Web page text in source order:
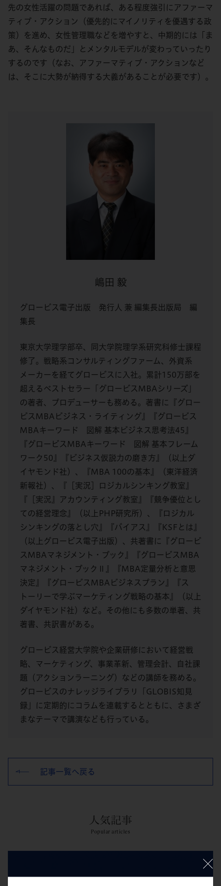
先の女性活躍の問題であれば、ある程度強引にアファーマ
ティブ・アクション（優先的にマイノリティを優遇する政
策）を進め、女性管理職などを増やすと、中期的には「ま
あ、そんなものだ」とメンタルモデルが変わっていったり
するのです（なお、アファーマティブ・アクションなど
は、そこに大勢が納得する大義があることが必要です）。
嶋田 毅
グロービス電子出版 発行人 兼 編集長出版局 編
集長
東京大学理学部卒、同大学院理学系研究科修士課程
修了。戦略系コンサルティングファーム、外資系
メーカーを経てグロービスに入社。累計150万部を
超えるベストセラー「グロービスMBAシリーズ」
の著者、プロデューサーも務める。著書に『グロー
ビスMBAビジネス・ライティング』『グロービス
MBAキーワード 図解 基本ビジネス思考法45』
『グロービスMBAキーワード 図解 基本フレーム
ワーク50』『ビジネス仮説力の磨き方』（以上ダ
イヤモンド社）、『MBA 100の基本』（東洋経済
新報社）、『［実況］ロジカルシンキング教室』
『［実況』アカウンティング教室』『競争優位とし
ての経営理念』（以上PHP研究所）、『ロジカル
シンキングの落とし穴』『バイアス』『KSFとは』
（以上グロービス電子出版）、共著書に『グロービ
スMBAマネジメント・ブック』『グロービスMBA
マネジメント・ブックⅡ』『MBA定量分析と意思
決定』『グロービスMBAビジネスプラン』『ス
トーリーで学ぶマーケティング戦略の基本』（以上
ダイヤモンド社）など。その他にも多数の単著、共
著書、共訳書がある。
グロービス経営大学院や企業研修において経営戦
略、マーケティング、事業革新、管理会計、自社課
題（アクションラーニング）などの講師を務める。
グロービスのナレッジライブラリ「GLOBIS知見
録」に定期的にコラムを連載するとともに、さまざ
まなテーマで講演なども行っている。
記事一覧へ戻る
人気記事
Popular articles